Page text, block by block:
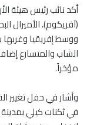
أكد نائب رئيس هيئة
(آفريكوم)،
ووسط إفريقيا وغربها
الشاب والمتسارع
مؤخراً.
في ثكنات كيلي